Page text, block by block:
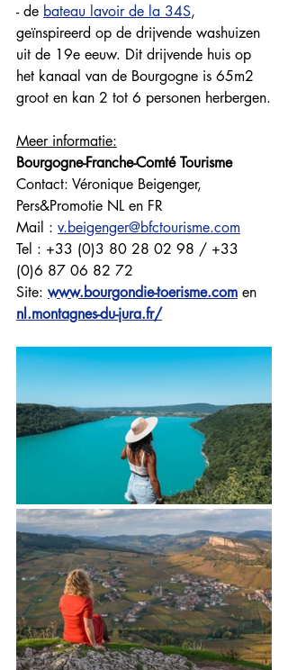
- de bateau lavoir de la 34S,
geïnspireerd op de drijvende washuizen
uit de 19e eeuw. Dit drijvende huis op
het kanaal van de Bourgogne is 65m2
groot en kan 2 tot 6 personen herbergen.
Meer informatie:
Bourgogne-Franche-Comté Tourisme
Contact: Véronique Beigenger,
Pers&Promotie NL en FR
Mail : v.beigenger@bfctourisme.com
Tel : +33 (0)3 80 28 02 98 / +33
(0)6 87 06 82 72
Site: www.bourgondie-toerisme.com en
nl.montagnes-du-jura.fr/